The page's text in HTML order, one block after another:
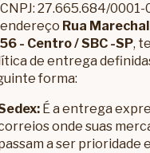
27.665.684/
Rua
- Centro / SBC -SP,
de entrega
forma:
É a entrega
onde suas
a ser prioridade